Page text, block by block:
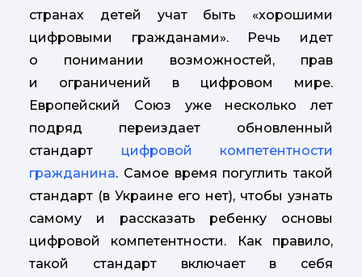
странах детей учат быть «хорошими
цифровыми гражданами». Речь идет
о понимании возможностей, прав
и ограничений в цифровом мире.
Европейский Союз уже несколько лет
подряд переиздает обновленный
стандарт цифровой компетентности
гражданина. Самое время погуглить такой
стандарт (в Украине его нет), чтобы узнать
самому и рассказать ребенку основы
цифровой компетентности. Как правило,
такой стандарт включает в себя